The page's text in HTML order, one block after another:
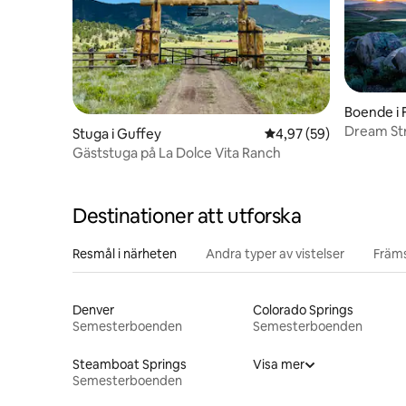
Stuga i Guffey 4,97 av 5 i
4,97 (59)
Gäststuga på La Dolce Vita Ranch
Boende i
Dream Stream
Destinationer att utforska
Resmål i närheten Andra typer av vistelser
Denver
Semesterboenden
Colorado Springs
Semesterboenden
Steamboat Springs
Semesterboenden
Visa mer